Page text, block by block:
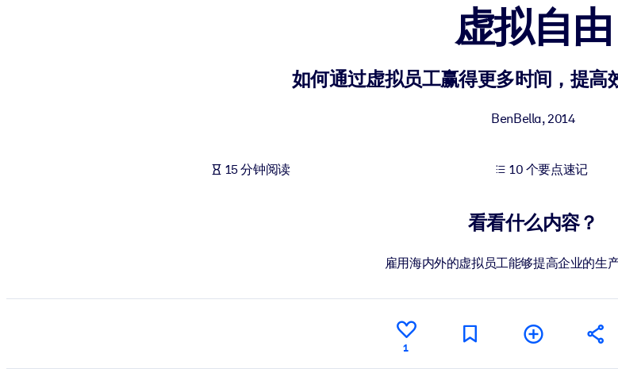
利用可靠、结构化的知识为您的人工智能系统提供动力，以改善输出结果。
虚拟自由
如何通过虚拟员工赢得更多时间，提高
BenBella,2014
15 分钟阅读 10 个要点速记
看看什么内容？
雇用海内外的虚拟员工能够提高企业的生产
1